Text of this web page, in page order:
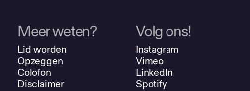
Meer weten?
Lid worden
Opzeggen
Colofon
Disclaimer
Volg ons!
Instagram
Vimeo
LinkedIn
Spotify